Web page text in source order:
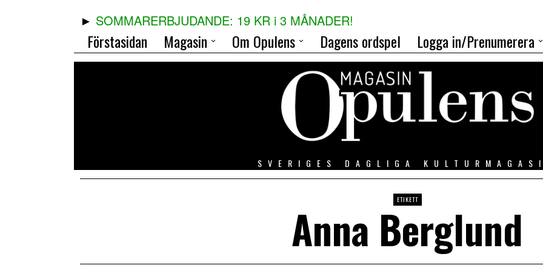
SOMMARERBJUDANDE: 19 KR i 3 MÅNADER!
Förstasidan Magasin Om Opulens Dagens ordspel Logga in/Prenumerera
SVERIGES DAGLIGA
ETIKETT
Anna Berglund